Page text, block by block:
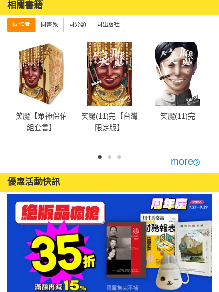
相關書籍
同作者 同書系 同分類 同出版社
笑魘【眾神保佑
組套書】
笑魘(11)完【台灣
限定版】
笑魘(11)完
more
優惠活動快訊